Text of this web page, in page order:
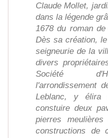
Claude Mollet,
dans la légende
1678 du roman
Dès sa création,
seigneurie de la
divers
Société
l'arrondissement
Leblanc, y élira
constuire deux
pierres
constructions de